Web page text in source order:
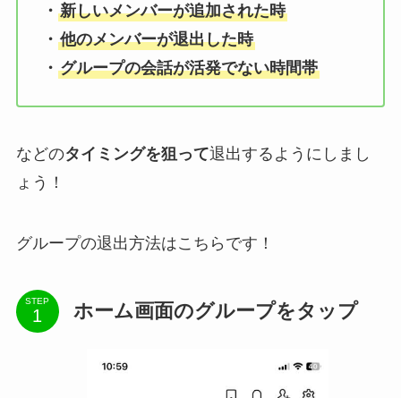
・ 新しいメンバーが追加された時
・ 他のメンバーが退出した時
・ グループの会話が活発でない時間帯
などのタイミングを狙って退出するようにしまし
ょう！
グループの退出方法はこちらです！
STEP ホーム画面のグループをタップ